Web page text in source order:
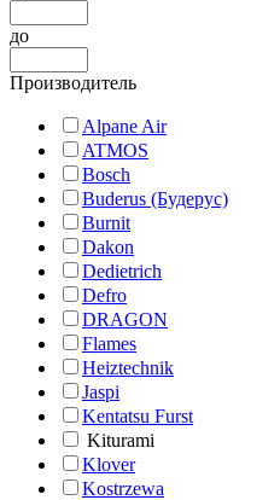
до
Производитель
Alpane Air
ATMOS
Bosch
Buderus (Будерус)
Burnit
Dakon
Dedietrich
Defro
DRAGON
Flames
Heiztechnik
Jaspi
Kentatsu Furst
Kiturami
Klover
Kostrzewa